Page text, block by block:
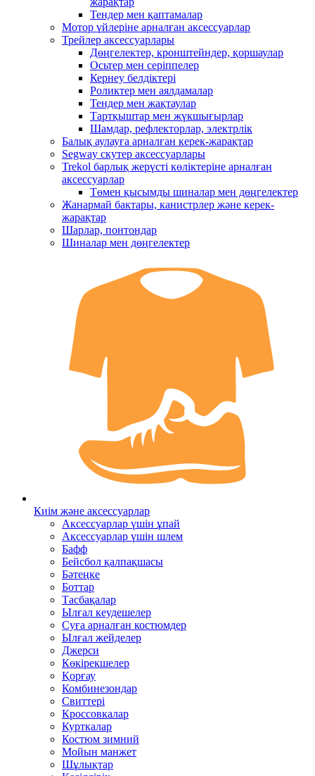
Тендер мен қаптамалар
Мотор үйлеріне арналған аксессуарлар
Трейлер аксессуарлары
Дөңгелектер, кронштейндер, қоршаулар
Осьтер мен серіппелер
Кернеу белдіктері
Роликтер мен аялдамалар
Тендер мен жақтаулар
Тартқыштар мен жүкшығырлар
Шамдар, рефлекторлар, электрлік
Балық аулауға арналған керек-жарақтар
Segway скутер аксессуарлары
Trekol барлық жерүсті көліктеріне арналған
аксессуарлар
Төмен қысымды шиналар мен дөңгелектер
Жанармай бактары, канистрлер және керек-
жарақтар
Шарлар, понтондар
Шиналар мен дөңгелектер
Киім және аксессуарлар
Аксессуарлар үшін ұпай
Аксессуарлар үшін шлем
Бафф
Бейсбол қалпақшасы
Бәтеңке
Боттар
Тасбақалар
Ылғал кеудешелер
Суға арналған костюмдер
Ылғал жейделер
Джерси
Көкірекшелер
Қорғау
Комбинезондар
Свиттері
Кроссовкалар
Курткалар
Костюм зимний
Мойын манжет
Шұлықтар